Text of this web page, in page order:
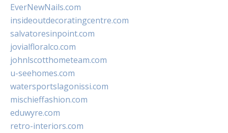
EverNewNails.com
insideoutdecoratingcentre.com
salvatoresinpoint.com
jovialfloralco.com
johnlscotthometeam.com
u-seehomes.com
watersportslagonissi.com
mischieffashion.com
eduwyre.com
retro-interiors.com